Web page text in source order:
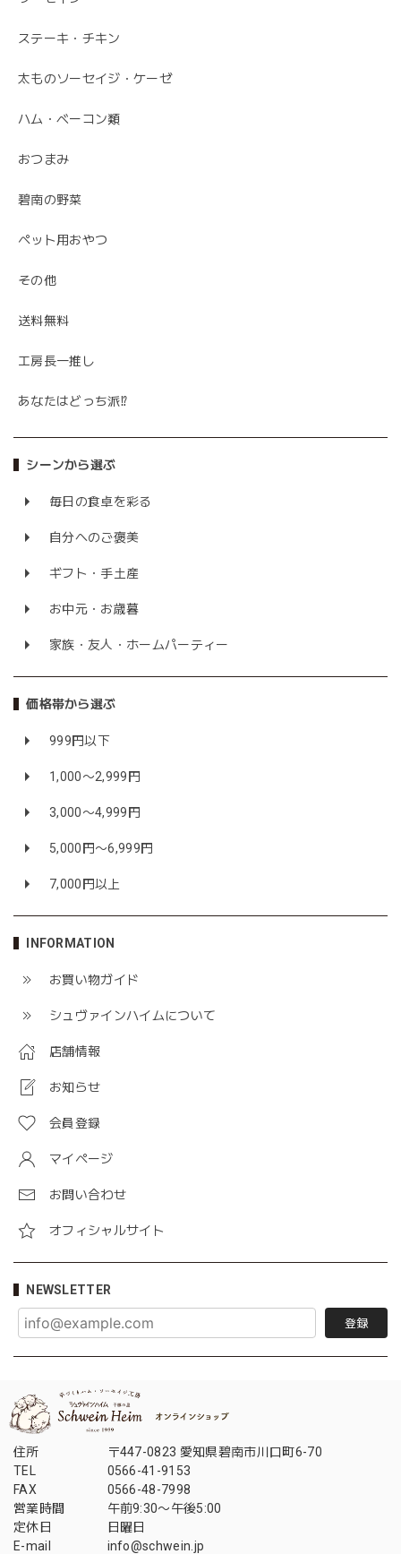
ステーキ・チキン
太ものソーセイジ・ケーゼ
ハム・ベーコン類
おつまみ
碧南の野菜
ペット用おやつ
その他
送料無料
工房長一推し
あなたはどっち派⁉
シーンから選ぶ
毎日の食卓を彩る
自分へのご褒美
ギフト・手土産
お中元・お歳暮
家族・友人・ホームパーティー
価格帯から選ぶ
999円以下
1,000〜2,999円
3,000〜4,999円
5,000円〜6,999円
7,000円以上
INFORMATION
お買い物ガイド
シュヴァインハイムについて
店舗情報
お知らせ
会員登録
マイページ
お問い合わせ
オフィシャルサイト
NEWSLETTER
登録
住所
〒447-0823 愛知県碧南市川口町6-70
TEL
0566-41-9153
FAX
0566-48-7998
営業時間
午前9:30〜午後5:00
定休日
日曜日
E-mail
info@schwein.jp